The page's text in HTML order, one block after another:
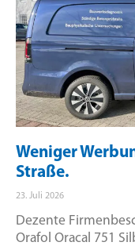
Weniger
Straße.
23. Juli 2026
Dezente
Orafol Oracal 751